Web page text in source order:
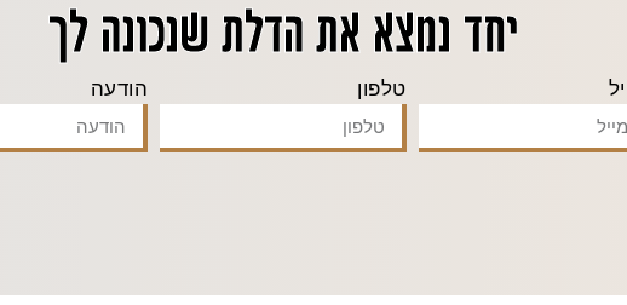
יחד נמצא את הדלת שנכונה לך
טלפון הודעה